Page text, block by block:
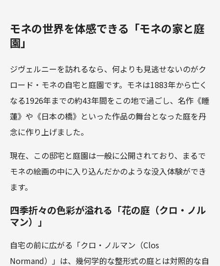
モネの世界を体感できる「モネの家と庭
園」
ジヴェルニーを訪れるなら、何よりも見逃せないのがク
ロード・モネの自宅と庭園です。モネは1883年から亡く
なる1926年までの約43年間をこの地で過ごし、名作《睡
蓮》や《日本の橋》といった作品の舞台となった庭を丹
念に作り上げました。
現在、この邸宅と庭園は一般に公開されており、まるで
モネの絵画の中に入り込んだかのような没入体験ができ
ます。
四季折々の色彩が溢れる「花の庭（クロ・ノル
マン）」
自宅の前に広がる「クロ・ノルマン（Clos
Normand）」は、幾何学的な整形式の庭とは対照的な自